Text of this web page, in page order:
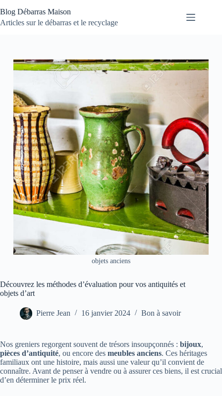
au
contenu
Blog Débarras Maison
Articles sur le débarras et le recyclage
objets anciens
Découvrez les méthodes d’évaluation pour vos antiquités et
objets d’art
Pierre Jean 16 janvier 2024 Bon à savoir
Nos greniers regorgent souvent de trésors insoupçonnés : bijoux,
pièces d’antiquité, ou encore des meubles anciens. Ces héritages
familiaux ont une histoire, mais aussi une valeur qu’il convient de
connaître. Avant de penser à vendre ou à assurer ces biens, il est crucial
d’en déterminer le prix réel.